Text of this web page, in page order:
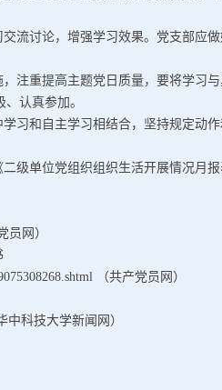
流讨论，增强学习效果。党支部应
注重提高主题党日质量，要将学习
认真参加。
习和自主学习相结合，坚持规定动
级单位党组织组织生活开展情况月报
员网）
（共产党员网）
中科技大学新闻网）